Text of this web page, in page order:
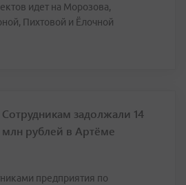
идет на Морозова,
Пихтовой и Ёлочной
Сотрудникам задолжали 14
млн рублей в Артёме
предприятия по